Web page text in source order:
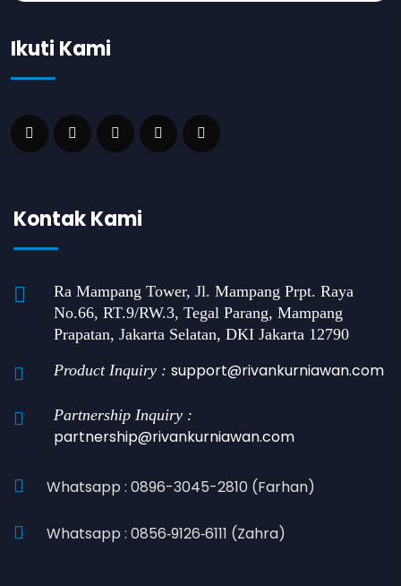
Ikuti Kami
Kontak Kami
Ra Mampang Tower, Jl. Mampang Prpt. Raya
No.66, RT.9/RW.3, Tegal Parang, Mampang
Prapatan, Jakarta Selatan, DKI Jakarta 12790
Product Inquiry : support@rivankurniawan.com
Partnership Inquiry :
partnership@rivankurniawan.com
Whatsapp : 0896-3045-2810 (Farhan)
Whatsapp : 0856‑9126‑6111 (Zahra)